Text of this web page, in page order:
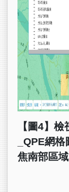
【圖4】
_QPE網
焦南部區